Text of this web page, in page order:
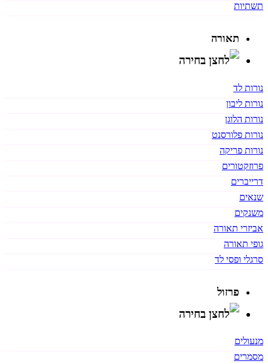
תשתיות
תאורה
נורות לד
נורות ליבון
נורות הלוגן
נורות פלורסנט
נורות פריקה
פרוזקטורים
דרייברים
שנאים
משנקים
אביזרי תאורה
גופי תאורה
סרגלי ופסי לד
פרזול
מנעולים
מסמרים